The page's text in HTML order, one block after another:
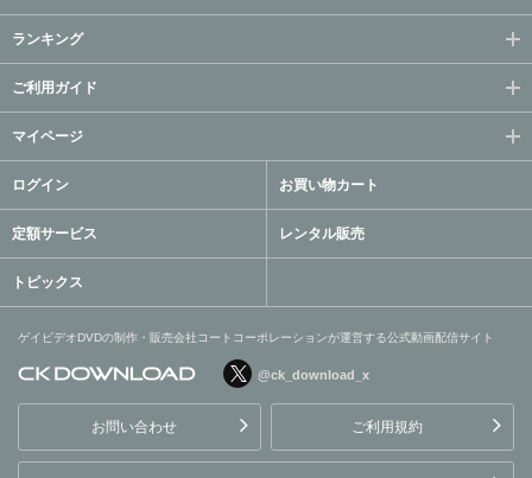
ランキング
ご利用ガイド
マイページ
ログイン お買い物カート
定額サービス レンタル販売
トピックス
ゲイビデオDVDの制作・販売会社コートコーポレーションが運営する公式動画配信サイト
ョンが運営する公式動画配
信サイト
@ck_download_x
お問い合わせ ご利用規約